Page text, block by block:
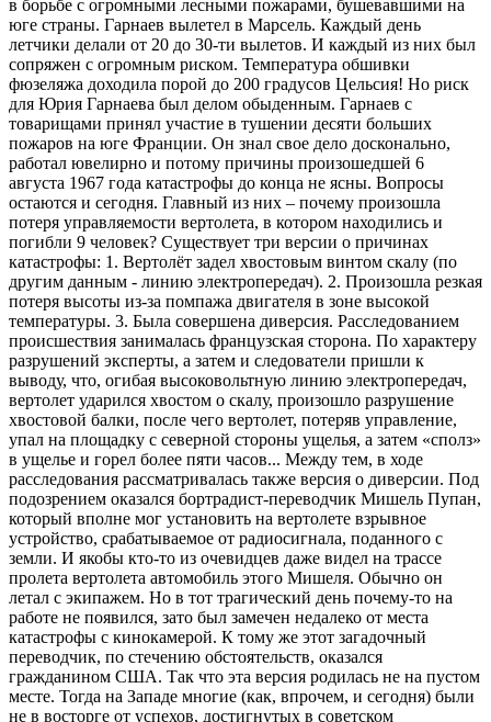
в борьбе с огромными лесными пожарами, бушевавшими на
юге страны. Гарнаев вылетел в Марсель. Каждый день
летчики делали от 20 до 30-ти вылетов. И каждый из них был
сопряжен с огромным риском. Температура обшивки
фюзеляжа доходила порой до 200 градусов Цельсия! Но риск
для Юрия Гарнаева был делом обыденным. Гарнаев с
товарищами принял участие в тушении десяти больших
пожаров на юге Франции. Он знал свое дело досконально,
работал ювелирно и потому причины произошедшей 6
августа 1967 года катастрофы до конца не ясны. Вопросы
остаются и сегодня. Главный из них – почему произошла
потеря управляемости вертолета, в котором находились и
погибли 9 человек? Существует три версии о причинах
катастрофы: 1. Вертолёт задел хвостовым винтом скалу (по
другим данным - линию электропередач). 2. Произошла резкая
потеря высоты из-за помпажа двигателя в зоне высокой
температуры. 3. Была совершена диверсия. Расследованием
происшествия занималась французская сторона. По характеру
разрушений эксперты, а затем и следователи пришли к
выводу, что, огибая высоковольтную линию электропередач,
вертолет ударился хвостом о скалу, произошло разрушение
хвостовой балки, после чего вертолет, потеряв управление,
упал на площадку с северной стороны ущелья, а затем «сполз»
в ущелье и горел более пяти часов... Между тем, в ходе
расследования рассматривалась также версия о диверсии. Под
подозрением оказался бортрадист-переводчик Мишель Пупан,
который вполне мог установить на вертолете взрывное
устройство, срабатываемое от радиосигнала, поданного с
земли. И якобы кто-то из очевидцев даже видел на трассе
пролета вертолета автомобиль этого Мишеля. Обычно он
летал с экипажем. Но в тот трагический день почему-то на
работе не появился, зато был замечен недалеко от места
катастрофы с кинокамерой. К тому же этот загадочный
переводчик, по стечению обстоятельств, оказался
гражданином США. Так что эта версия родилась не на пустом
месте. Тогда на Западе многие (как, впрочем, и сегодня) были
не в восторге от успехов, достигнутых в советском